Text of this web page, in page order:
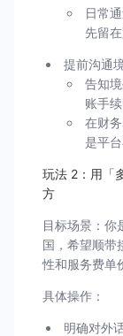
日常
先留
提前沟通
告知
账手
在财
是平台
玩法 2：用「
方
目标场景：你
国，希望顺带
性和服务费单
具体操作：
明确对外